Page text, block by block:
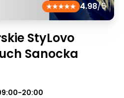
4.98/5
StyLovo
Sanocka
20:00